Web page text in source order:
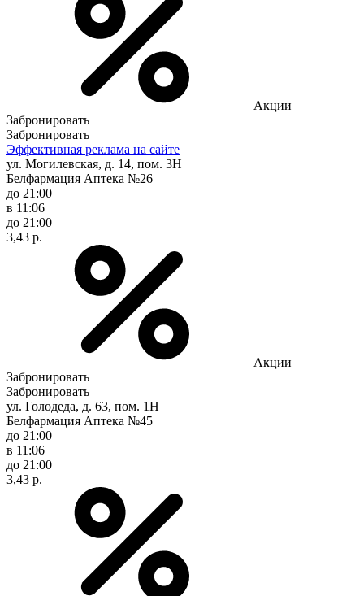
Акции
Забронировать
Забронировать
Эффективная реклама на сайте
ул. Могилевская, д. 14, пом. 3Н
Белфармация Аптека №26
до 21:00
в 11:06
до 21:00
3,43 р.
Акции
Забронировать
Забронировать
ул. Голодеда, д. 63, пом. 1Н
Белфармация Аптека №45
до 21:00
в 11:06
до 21:00
3,43 р.